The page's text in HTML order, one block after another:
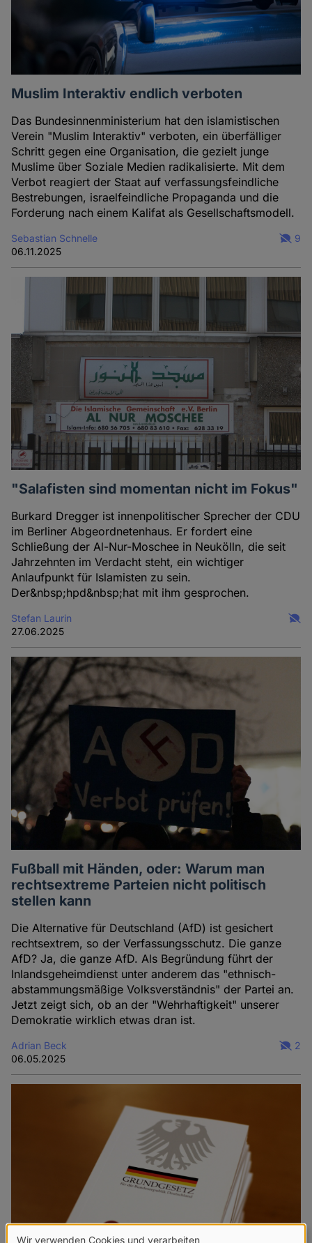
Muslim Interaktiv endlich verboten
Das Bundesinnenministerium hat den islamistischen
Verein "Muslim Interaktiv" verboten, ein überfälliger
Schritt gegen eine Organisation, die gezielt junge
Muslime über Soziale Medien radikalisierte. Mit dem
Verbot reagiert der Staat auf verfassungsfeindliche
Bestrebungen, israelfeindliche Propaganda und die
Forderung nach einem Kalifat als Gesellschaftsmodell.
Sebastian Schnelle
06.11.2025
9
"Salafisten sind momentan nicht im Fokus"
Burkard Dregger ist innenpolitischer Sprecher der CDU
im Berliner Abgeordnetenhaus. Er fordert eine
Schließung der Al-Nur-Moschee in Neukölln, die seit
Jahrzehnten im Verdacht steht, ein wichtiger
Anlaufpunkt für Islamisten zu sein.
Der&nbsp;hpd&nbsp;hat mit ihm gesprochen.
Stefan Laurin
27.06.2025
Fußball mit Händen, oder: Warum man
rechtsextreme Parteien nicht politisch
stellen kann
Die Alternative für Deutschland (AfD) ist gesichert
rechtsextrem, so der Verfassungsschutz. Die ganze
AfD? Ja, die ganze AfD. Als Begründung führt der
Inlandsgeheimdienst unter anderem das "ethnisch-
abstammungsmäßige Volksverständnis" der Partei an.
Jetzt zeigt sich, ob an der "Wehrhaftigkeit" unserer
Demokratie wirklich etwas dran ist.
Adrian Beck
06.05.2025
2
Wir verwenden Cookies und verarbeiten